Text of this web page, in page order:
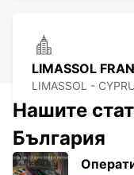
LIMASSOL
LIMASSOL -
Нашите
България